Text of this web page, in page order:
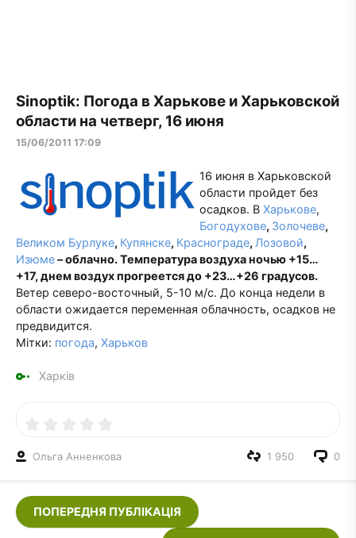
Sinoptik: Погода в Харькове и Харьковской
области на четверг, 16 июня
15/06/2011 17:09
16 июня в Харьковской
области пройдет без
осадков. В Харькове,
Богодухове, Золочеве,
Великом Бурлуке, Купянске, Краснограде, Лозовой,
Изюме– облачно. Температура воздуха ночью +15…
+17, днем воздух прогреется до +23…+26 градусов.
Ветер северо-восточный, 5-10 м/с. До конца недели в
области ожидается переменная облачность, осадков не
предвидится.
Мітки: погода, Харьков
Харків
Ольга Анненкова 0
1 950
ПОПЕРЕДНЯ ПУБЛІКАЦІЯ